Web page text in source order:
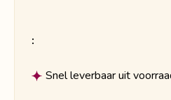
:
Snel leverbaar uit